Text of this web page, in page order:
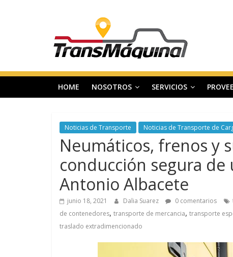
r
a
n
s
m
a
q
HOME NOSOTROS SERVICIOS
Noticias de Transporte Noticias de Transporte de
Neumáticos, frenos y
conducción segura
Antonio Albacete
junio 18, 2021 Dalia Suarez 0 comentarios
de contenedores, transporte de mercancia, transporte
traslado extradimencionado